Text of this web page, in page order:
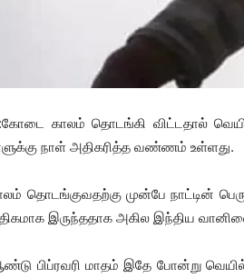
காலம் தொடங்கி விட்டதால்
நாள் அதிகரித்த வண்ணம் உள்ளது.
தொடங்குவதற்கு முன்பே நாட்டின்
இருந்ததாக அகில இந்திய
பிப்ரவரி மாதம் இதே போன்று